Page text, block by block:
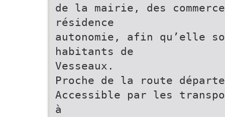
de la mairie, des
résidence
autonomie, afin qu’elle
habitants de
Vesseaux.
Proche de la route
Accessible par les
à